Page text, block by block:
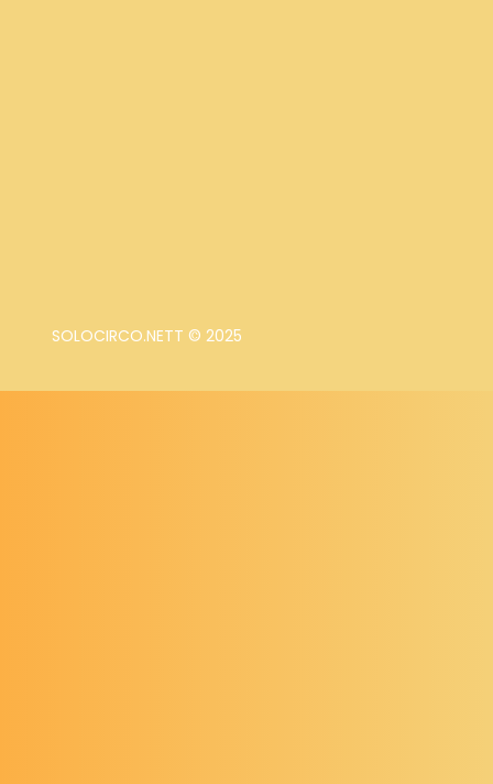
SOLOCIRCO.NETT © 2025